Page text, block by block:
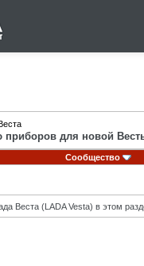
приборов для новой
Сообщество
Веста (LADA Vesta) в этом